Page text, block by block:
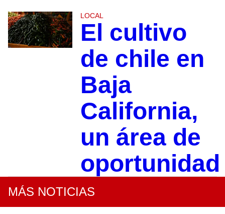
LOCAL
El cultivo
de chile en
Baja
California,
un área de
oportunidad
MÁS NOTICIAS